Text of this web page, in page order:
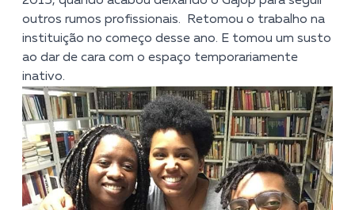
outros rumos profissionais. Retomou o trabalho na
instituição no começo desse ano. E tomou um susto
ao dar de cara com o espaço temporariamente
inativo.